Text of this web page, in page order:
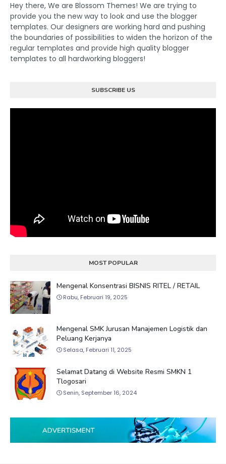
Hey there, We are Blossom Themes! We are trying to
provide you the new way to look and use the blogger
templates. Our designers are working hard and pushing
the boundaries of possibilities to widen the horizon of the
regular templates and provide high quality blogger
templates to all hardworking bloggers!
SUBSCRIBE US
MOST POPULAR
Mengenal Konsentrasi BISNIS RITEL / RETAIL
Rabu, Februari 19, 2025
Mengenal SMK Jurusan Manajemen Logistik dan
Peluang Kerjanya
Selasa, Februari 11, 2025
Selamat Datang di Website Resmi SMKN 1
Tlogosari
Senin, September 16, 2024